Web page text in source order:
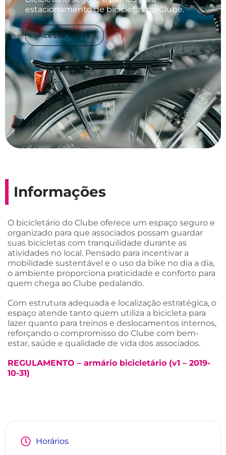
estacionamento de bicicletas no Clube.
Acesse o site
Informações
O bicicletário do Clube oferece um espaço seguro e
organizado para que associados possam guardar
suas bicicletas com tranquilidade durante as
atividades no local. Pensado para incentivar a
mobilidade sustentável e o uso da bike no dia a dia,
o ambiente proporciona praticidade e conforto para
quem chega ao Clube pedalando.
Com estrutura adequada e localização estratégica, o
espaço atende tanto quem utiliza a bicicleta para
lazer quanto para treinos e deslocamentos internos,
reforçando o compromisso do Clube com bem-
estar, saúde e qualidade de vida dos associados.
REGULAMENTO – armário bicicletário (v1 – 2019-
10-31)
Horários